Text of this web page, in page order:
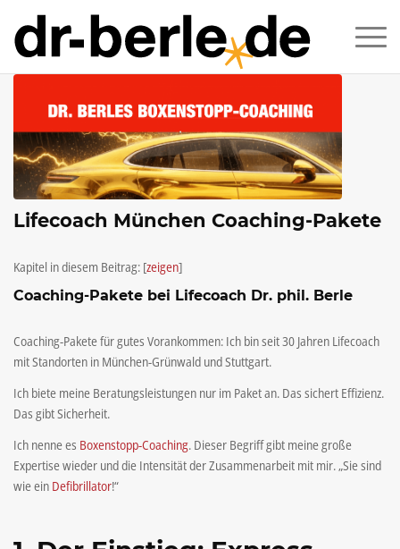
Lifecoach München Coaching-Pakete
Kapitel in diesem Beitrag: [zeigen]
Coaching-Pakete bei Lifecoach Dr. phil. Berle
Coaching-Pakete für gutes Vorankommen: Ich bin seit 30 Jahren Lifecoach
mit Standorten in München-Grünwald und Stuttgart.
Ich biete meine Beratungsleistungen nur im Paket an. Das sichert Effizienz.
Das gibt Sicherheit.
Ich nenne es Boxenstopp-Coaching. Dieser Begriff gibt meine große
Expertise wieder und die Intensität der Zusammenarbeit mit mir. „Sie sind
wie ein Defibrillator!“